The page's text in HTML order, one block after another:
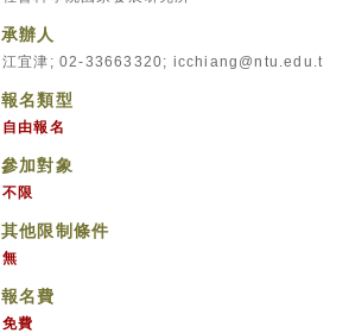
承辦人
江宜津; 02-33663320; icchiang@ntu.edu.t
報名類型
自由報名
參加對象
不限
其他限制條件
無
報名費
免費